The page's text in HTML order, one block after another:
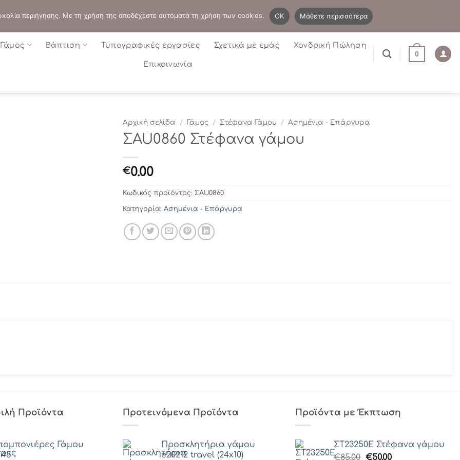
Η λίστα μου Newsletter
Γάμος Βάπτιση Τυπογραφικές εργασίες Σχετικά με εμάς Χονδρική Πώληση
Επικοινωνία
0
Αρχική σελίδα / Γάμος / Στέφανα Γάμου / Ασημένια - Επάργυρα
ΣAU0860 Στέφανα γάμου
€0.00
Κωδικός προϊόντος: ΣAU0860
Κατηγορία: Ασημένια - Επάργυρα
Προϊόντα
Γάμου
Προτεινόμενα Προϊόντα
Προσκλητήρια γάμου
e20212 travel (24x10)
Προϊόντα με Έκπτωση
ΣΤ23250Ε Στέφανα γάμου
€85.00 Original
€50.00Η
περιήγησης. Με τη χρήση της αποδέχεστε αυτόματα τη χρήση των cookies. OK Μάθετε περισσότερα